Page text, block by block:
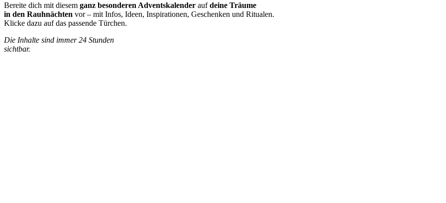
Bereite dich mit diesem ganz besonderen Adventskalender aufdeine Träume
in den Rauhnächten vor – mit Infos, Ideen, Inspirationen, Geschenken und Ritualen.
Klicke dazu auf das passende Türchen.
Die Inhalte sind immer 24 Stunden
sichtbar.